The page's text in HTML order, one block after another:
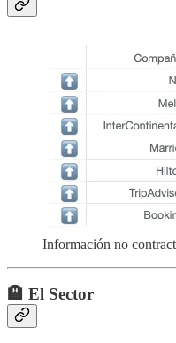
Información no
🏨 El Sector